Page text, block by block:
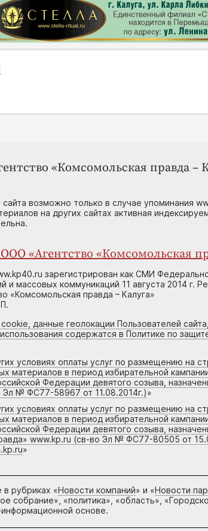
«Комсомольская правда –
возможно только в случае упоминания
на других сайтах активная
«Агентство «Комсомольская
зарегистрирован как СМИ
и массовых коммуникаций 11 августа 2014
«Комсомольская правда – Калуга»
данные геолокации Пользователей
содержатся в Политике по
условиях оплаты услуг по размещению на
материалов в период избирательной
Федерации девятого созыва,
Эл № ФС77-58967 от 11.08.2014г.)»
условиях оплаты услуг по размещению на
материалов в период избирательной
Федерации девятого созыва,
www.kp.ru (св-во Эл № ФС77-80505 от
»
рубриках «Новости компаний» и «Новости
собрание», «политика», «область»,
основе.